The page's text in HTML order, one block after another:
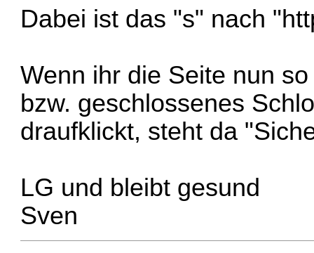
Dabei ist das "s" nach
Wenn ihr die Seite nun
bzw. geschlossenes
draufklickt, steht da
LG und bleibt gesund
Sven